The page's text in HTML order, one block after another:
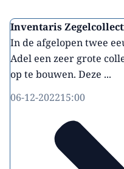
Inventaris
In de afgelopen twee
Adel een zeer grote
op te bouwen. Deze ...
06-12-202215:00